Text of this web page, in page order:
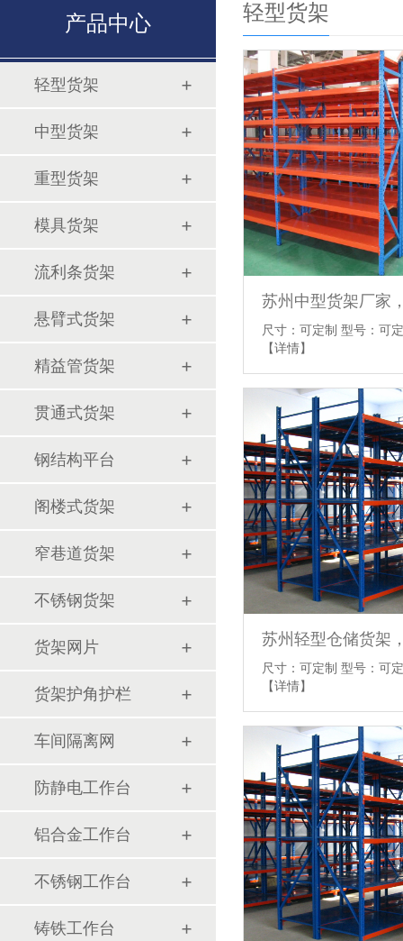
产品中心
轻型货架
中型货架
重型货架
模具货架
流利条货架
悬臂式货架
精益管货架
贯通式货架
钢结构平台
阁楼式货架
窄巷道货架
不锈钢货架
货架网片
货架护角护栏
车间隔离网
防静电工作台
铝合金工作台
不锈钢工作台
铸铁工作台
轻型货架
尺寸：可定制 型号：可
【详情】
苏州轻型仓储货架
尺寸：可定制 型号：可
【详情】